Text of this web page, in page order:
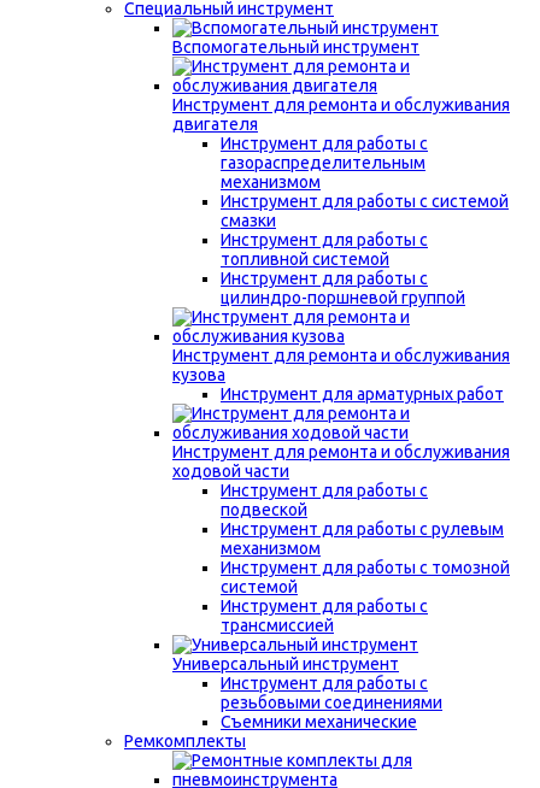
Специальный инструмент
Вспомогательный инструмент
Инструмент для ремонта и обслуживания
двигателя
Инструмент для работы с
газораспределительным
механизмом
Инструмент для работы с системой
смазки
Инструмент для работы с
топливной системой
Инструмент для работы с
цилиндро-поршневой группой
Инструмент для ремонта и обслуживания
кузова
Инструмент для арматурных работ
Инструмент для ремонта и обслуживания
ходовой части
Инструмент для работы с
подвеской
Инструмент для работы с рулевым
механизмом
Инструмент для работы с томозной
системой
Инструмент для работы с
трансмиссией
Универсальный инструмент
Инструмент для работы с
резьбовыми соединениями
Съемники механические
Ремкомплекты